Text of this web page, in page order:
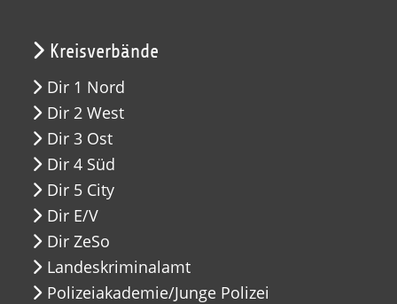
Kreisverbände
Dir 1 Nord
Dir 2 West
Dir 3 Ost
Dir 4 Süd
Dir 5 City
Dir E/V
Dir ZeSo
Landeskriminalamt
Polizeiakademie/Junge Polizei